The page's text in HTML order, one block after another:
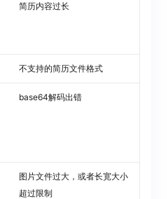
简历内容过长
不支持的简历文件格式
base64解码出错
图片文件过大，或者长宽大小
超过限制